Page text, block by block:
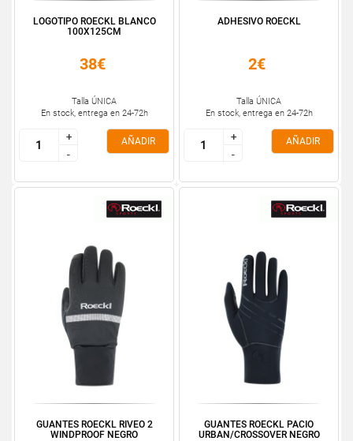
LOGOTIPO ROECKL BLANCO
100X125CM
38€
Talla ÚNICA
En stock, entrega en 24-72h
+
-
+
-
AÑADIR
ADHESIVO ROECKL
2€
Talla ÚNICA
En stock, entrega en 24-72h
+
-
+
-
AÑADIR
GUANTES ROECKL RIVEO 2
WINDPROOF NEGRO
GUANTES ROECKL PACIO
URBAN/CROSSOVER NEGRO